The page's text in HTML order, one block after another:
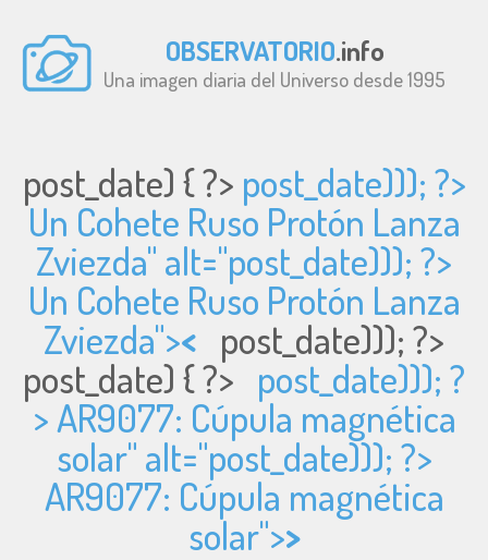
OBSERVATORIO.info
Una imagen diaria del Universo desde 1995
post_date) { ?> post_date))); ?>
Un Cohete Ruso Protón Lanza
Zviezda" alt="post_date))); ?>
Un Cohete Ruso Protón Lanza
Zviezda">< post_date))); ?>
post_date) { ?> post_date))); ?
> AR9077: Cúpula magnética
solar" alt="post_date))); ?>
AR9077: Cúpula magnética
solar">>